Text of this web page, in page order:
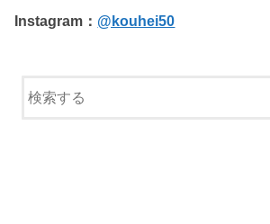
Instagram： @kouhei50